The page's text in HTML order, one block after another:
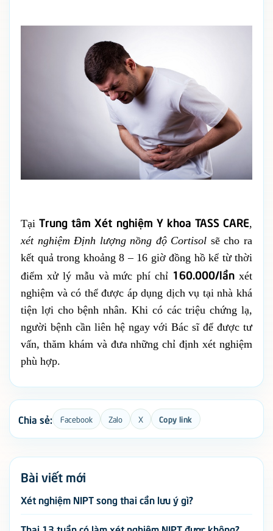
TạiTrung tâm Xét nghiệm Y khoa TASS CARE,
xét nghiệm Định lượng nồng độ Cortisol sẽ cho ra
kết quả trong khoảng 8 – 16 giờ đồng hồ kể từ thời
điểm xử lý mẫu và mức phí chỉ 160.000/lần xét
nghiệm và có thể được áp dụng dịch vụ tại nhà khá
tiện lợi cho bệnh nhân. Khi có các triệu chứng lạ,
người bệnh cần liên hệ ngay với Bác sĩ để được tư
vấn, thăm khám và đưa những chỉ định xét nghiệm
phù hợp.
Chia sẻ: Facebook Zalo X Copy link
Bài viết mới
Xét nghiệm NIPT song thai cần lưu ý gì?